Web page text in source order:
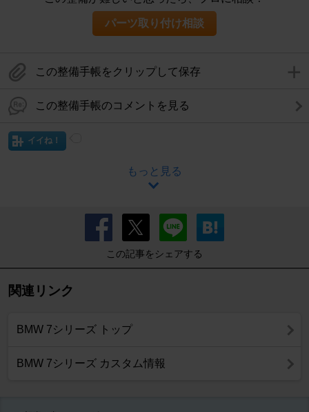
パーツ取り付け相談
この整備手帳をクリップして保存
この整備手帳のコメントを見る
イイね！
もっと見る
この記事をシェアする
関連リンク
BMW 7シリーズ トップ
BMW 7シリーズ カスタム情報